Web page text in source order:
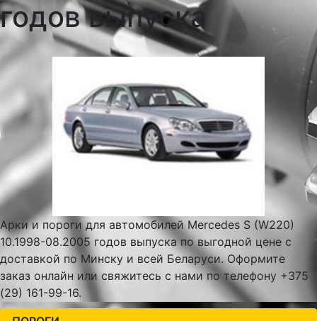
годов выпуска
Арки и пороги для автомобилей Mercedes S (W220)
10.1998-08.2005 годов выпуска по выгодной цене с
доставкой по Минску и всей Беларуси. Оформите
заказ онлайн или свяжитесь с нами по телефону +375
(29) 161-99-16.